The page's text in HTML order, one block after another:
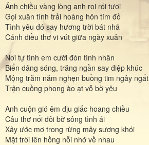
Ánh chiều vàng lòng anh roi rói tươi
Gọi xuân tình trải hoàng hôn tím đỏ
Tình yêu đó say hương trời bát nhã
Cánh diều thơ vi vút giữa ngày xuân
Nơi tự tình em cười đón tình nhân
Biển dâng sóng, trăng ngần say điệp khúc
Mộng trăm năm nghẹn buồng tim ngây ngất
Trận cuồng phong ào ạt vỗ bờ yêu
Anh cuộn gió êm dịu giấc hoang chiều
Câu thơ nối đôi bờ sông tình ái
Xây ước mơ trong rừng mây sương khói
Mặt trời lên hồng nỗi nhớ về nhau